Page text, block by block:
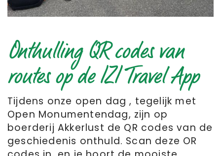
Onthulling QR codes van
routes op de IZI Travel App
Tijdens onze open dag , tegelijk met
Open Monumentendag, zijn op
boerderij Akkerlust de QR codes van de
geschiedenis onthuld. Scan deze OR